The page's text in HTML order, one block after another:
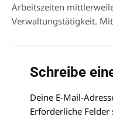
Arbeitszeiten
Verwaltungstätigkeit.
Schreibe
Deine E-Mail-
Erforderliche
Alternative: